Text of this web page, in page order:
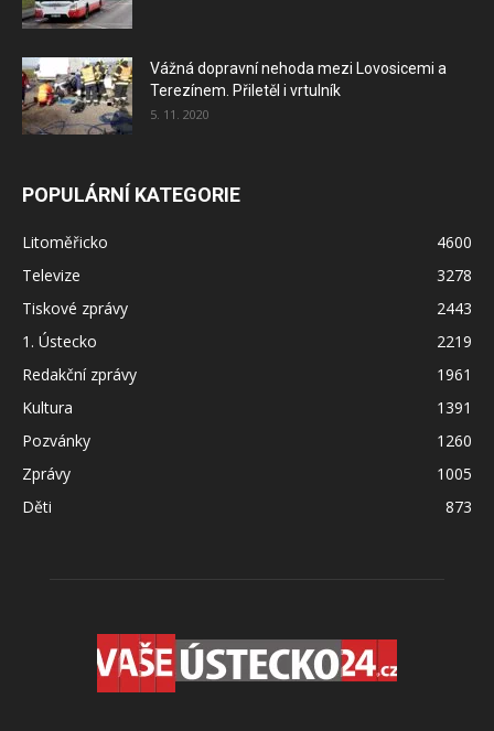
Vážná dopravní nehoda mezi Lovosicemi a
Terezínem. Přiletěl i vrtulník
5. 11. 2020
POPULÁRNÍ KATEGORIE
Litoměřicko
4600
Televize
3278
Tiskové zprávy
2443
1. Ústecko
2219
Redakční zprávy
1961
Kultura
1391
Pozvánky
1260
Zprávy
1005
Děti
873